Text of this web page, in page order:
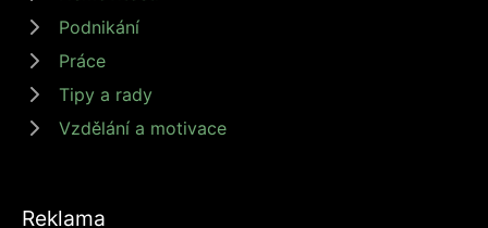
Podnikání
Práce
Tipy a rady
Vzdělání a motivace
Reklama